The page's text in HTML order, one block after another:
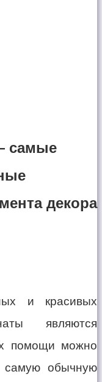
самые
декора
и красивых
являются
помощи можно
самую обычную